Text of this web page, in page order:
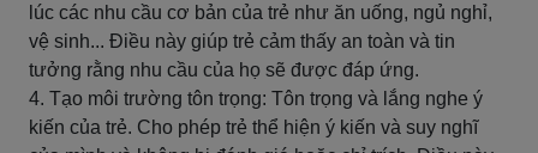
lúc các nhu cầu cơ bản của trẻ như ăn uống, ngủ nghỉ,
vệ sinh... Điều này giúp trẻ cảm thấy an toàn và tin
tưởng rằng nhu cầu của họ sẽ được đáp ứng.
4. Tạo môi trường tôn trọng: Tôn trọng và lắng nghe ý
kiến của trẻ. Cho phép trẻ thể hiện ý kiến và suy nghĩ